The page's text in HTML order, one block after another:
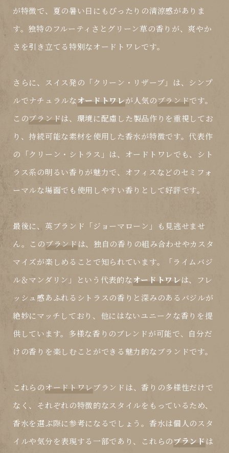
が特徴で、夏の暑い日にもぴったりの清涼感がありま
す。独特のフルーティさとグリーン草の香りが、爽やか
さを引き立てる特別なオードトワレです。
さらに、スイス発の「クリーン・リザーブ」は、シンプ
ルでナチュラルなオードトワレが人気のブランドです。
このブランドは、環境に配慮した製品作りを重視してお
り、持続可能な素材を使用した香水が特徴です。代表作
の「クリーン・シトラス」は、オードトワレでも、シト
ラス系の明るい香りが魅力で、オフィスなどのセミフォ
ーマルな場面でも使用しやすい香りとして好評です。
最後に、英ブランド「ジョーマローン」も見逃せませ
ん。このブランド は、独自の香りの組み合わせやカスタ
マイズが楽しめることで知られています。「ライムバジ
ル＆マンダリン」という代表的なオードトワレは、フレ
ッシュ感あふれるシトラスの香りと深みのあるバジルが
絶妙にマッチしており、他にはないユニークな香りを提
供しています。多様な香りのブレンドが可能で、自分だ
けの香りを楽しむことができる魅力的な ブランドです。
これらのオードトワレブランドは、香りの多様性だけで
なく、それぞれの特徴的なスタイルをもっているため、
香水を選ぶ際に参考になるでしょう。香水は個人のスタ
イルや気分を表現する一部であり、これらのブランド は